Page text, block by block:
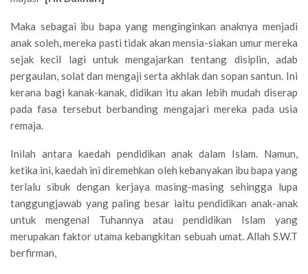
Maka sebagai ibu bapa yang menginginkan anaknya menjadi
anak soleh, mereka pasti tidak akan mensia-siakan umur mereka
sejak kecil lagi untuk mengajarkan tentang disiplin, adab
pergaulan, solat dan mengaji serta akhlak dan sopan santun. Ini
kerana bagi kanak-kanak, didikan itu akan lebih mudah diserap
pada fasa tersebut berbanding mengajari mereka pada usia
remaja.
Inilah antara kaedah pendidikan anak dalam Islam. Namun,
ketika ini, kaedah ini diremehkan oleh kebanyakan ibu bapa yang
terlalu sibuk dengan kerjaya masing-masing sehingga lupa
tanggungjawab yang paling besar iaitu pendidikan anak-anak
untuk mengenal Tuhannya atau pendidikan Islam yang
merupakan faktor utama kebangkitan sebuah umat. Allah S.W.T
berfirman,